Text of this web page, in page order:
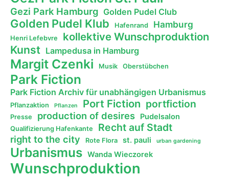
Gezi Park Hamburg Golden Pudel Club
Golden Pudel Klub Hafenrand Hamburg
Henri Lefebvre kollektive Wunschproduktion
Kunst Lampedusa in Hamburg
Margit Czenki Musik Oberstübchen
Park Fiction
Park Fiction Archiv für unabhängigen Urbanismus
Pflanzaktion Pflanzen Port Fiction portfiction
Presse production of desires Pudelsalon
Qualifizierung Hafenkante Recht auf Stadt
right to the city Rote Flora st. pauli urban gardening
Urbanismus Wanda Wieczorek
Wunschproduktion